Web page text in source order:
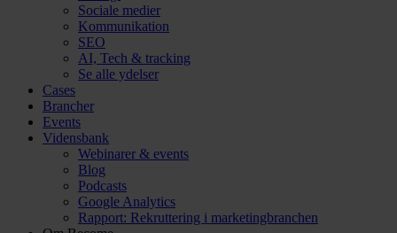
Sociale medier
Kommunikation
SEO
AI, Tech & tracking
Se alle ydelser
Cases
Brancher
Events
Vidensbank
Webinarer & events
Blog
Podcasts
Google Analytics
Rapport: Rekruttering i marketingbranchen